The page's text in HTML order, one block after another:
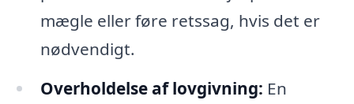
mægle eller føre retssag, hvis det er
nødvendigt.
Overholdelse af lovgivning: En